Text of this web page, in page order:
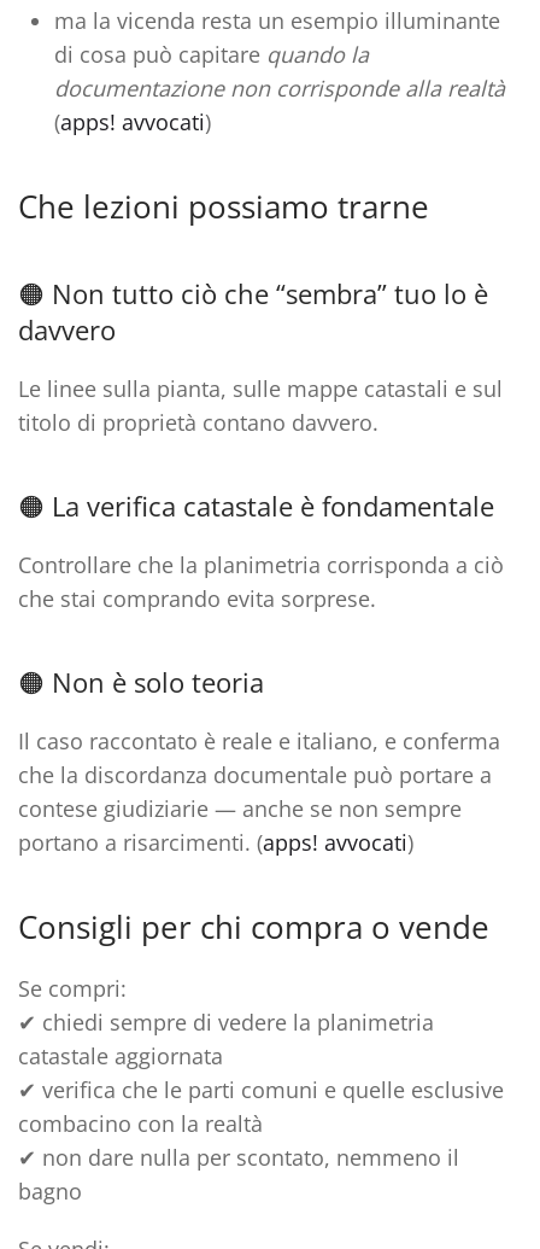
ma la vicenda resta un esempio illuminante
di cosa può capitare quando la
documentazione non corrisponde alla realtà
(apps! avvocati)
Che lezioni possiamo trarne
🟠 Non tutto ciò che “sembra” tuo lo è
davvero
Le linee sulla pianta, sulle mappe catastali e sul
titolo di proprietà contano davvero.
🟠 La verifica catastale è fondamentale
Controllare che la planimetria corrisponda a ciò
che stai comprando evita sorprese.
🟠 Non è solo teoria
Il caso raccontato è reale e italiano, e conferma
che la discordanza documentale può portare a
contese giudiziarie — anche se non sempre
portano a risarcimenti. (apps! avvocati)
Consigli per chi compra o vende
Se compri:
✔ chiedi sempre di vedere la planimetria
catastale aggiornata
✔ verifica che le parti comuni e quelle esclusive
combacino con la realtà
✔ non dare nulla per scontato, nemmeno il
bagno